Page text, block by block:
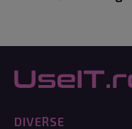
DIVERSE